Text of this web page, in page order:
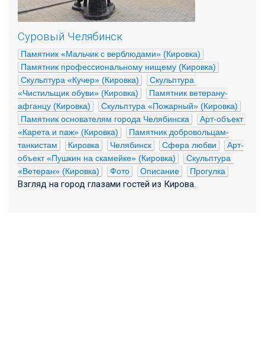
Суровый Челябинск
Памятник «Мальчик с верблюдами» (Кировка)
Памятник профессиональному нищему (Кировка)
Скульптура «Кучер» (Кировка)
Скульптура
«Чистильщик обуви» (Кировка)
Памятник ветерану-
афганцу (Кировка)
Скульптура «Пожарный» (Кировка)
Памятник основателям города Челябинска
Арт-объект
«Карета и паж» (Кировка)
Памятник добровольцам-
танкистам
Кировка Челябинск Сфера любви
Арт-
объект «Пушкин на скамейке» (Кировка)
Скульптура
«Ветеран» (Кировка)
Фото Описание Прогулка
Взгляд на город глазами гостей из Кирова.